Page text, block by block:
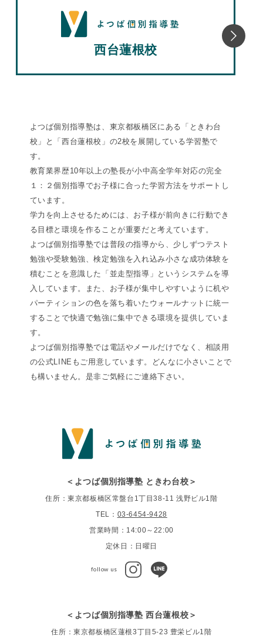
西台蓮根校
よつば個別指導塾は、東京都板橋区にある「ときわ台
校」と「西台蓮根校」の2校を展開している学習塾で
す。
教育業界歴10年以上の塾長が小中高全学年対応の完全
１：２個別指導でお子様に合った学習方法をサポートし
ています。
学力を向上させるためには、お子様が前向きに行動でき
る目標と環境を作ることが重要だと考えています。
よつば個別指導塾では普段の指導から、少しずつテスト
勉強や受験勉強、検定勉強を入れ込み小さな成功体験を
積むことを意識した「並走型指導」というシステムを導
入しています。また、お子様が集中しやすいように机や
パーティションの色を落ち着いたウォールナットに統一
することで快適で勉強に集中できる環境を提供していま
す。
よつば個別指導塾では電話やメールだけでなく、相談用
の公式LINEもご用意しています。どんなに小さいことで
も構いません。是非ご気軽にご連絡下さい。
＜よつば個別指導塾 ときわ台校＞
住所：東京都板橋区常盤台1丁目38-11 浅野ビル1階
TEL： 03-6454-9428
営業時間：14:00～22:00
定休日：日曜日
follow us
＜よつば個別指導塾 西台蓮根校＞
住所：東京都板橋区蓮根3丁目5-23 豊栄ビル1階